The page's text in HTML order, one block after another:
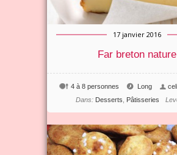
17 janvier 2016
Far breton nature
Long
4 à 8 personnes
Dans: Desserts Pâtisseries